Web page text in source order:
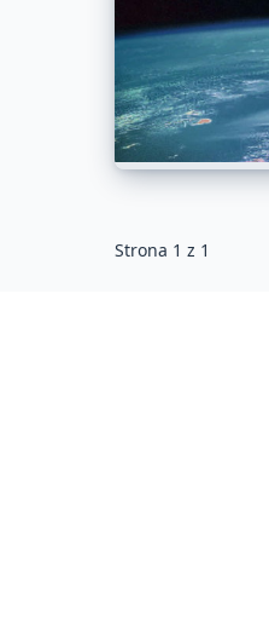
Strona 1 z 1